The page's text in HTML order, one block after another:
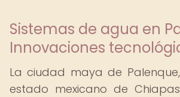
Sistemas de agua en
Innovaciones
La ciudad maya de
estado mexicano de